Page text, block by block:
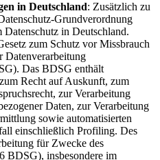
in Deutschland: Zusätzlich zu
Grundverordnung
Datenschutz in Deutschland.
zum Schutz vor Missbrauch
Datenverarbeitung
Das BDSG enthält
Recht auf Auskunft, zum
zur Verarbeitung
Daten, zur Verarbeitung
sowie automatisierten
einschließlich Profiling. Des
für Zwecke des
BDSG), insbesondere im